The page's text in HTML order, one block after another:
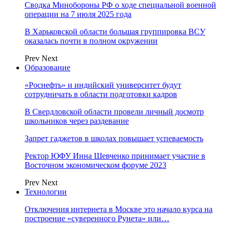
Сводка Минобороны РФ о ходе специальной военной
операции на 7 июля 2025 года
В Харьковской области большая группировка ВСУ
оказалась почти в полном окружении
Prev Next
Образование
«Роснефть» и индийский университет будут
сотрудничать в области подготовки кадров
В Свердловской области провели личный досмотр
школьников через раздевание
Запрет гаджетов в школах повышает успеваемость
Ректор ЮФУ Инна Шевченко принимает участие в
Восточном экономическом форуме 2023
Prev Next
Технологии
Отключения интернета в Москве это начало курса на
построение «суверенного Рунета» или…